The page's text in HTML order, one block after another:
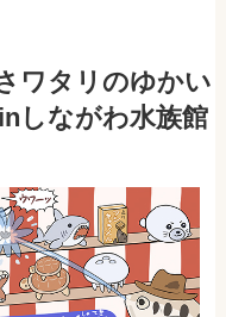
ワタリのゆかい
しながわ水族館